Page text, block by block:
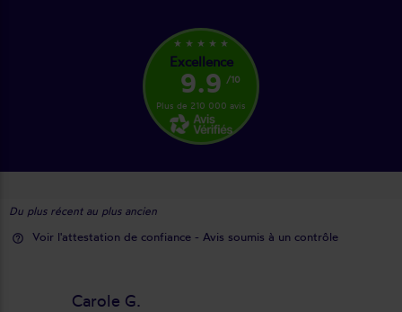
star_rate star_rate star_rate star_rate star_rate
Excellence
9.9 /10
Plus de 210 000 avis
Du plus récent au plus ancien
help_outline Voir l'attestation de confiance - Avis soumis à un contrôle
Carole G.